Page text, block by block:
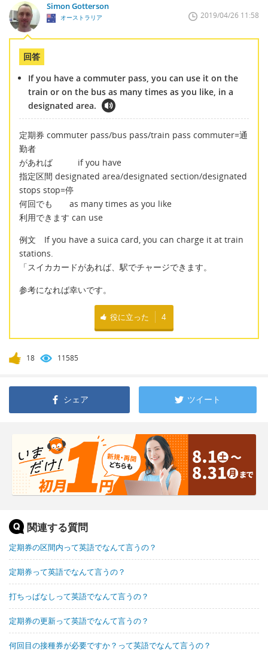
Simon Gotterson
オーストラリア 2019/04/26 11:58
回答
If you have a commuter pass, you can use it on the
train or on the bus as many times as you like, in a
designated area.
定期券 commuter pass/bus pass/train pass commuter=通
勤者
があれば if you have
指定区間 designated area/designated section/designated
stops stop=停
何回でも as many times as you like
利用できます can use
例文 If you have a suica card, you can charge it at train
stations.
「スイカカードがあれば、駅でチャージできます。
参考になれば幸いです。
役に立った 4
18 11585
シェア ツイート
関連する質問
定期券の区間内って英語でなんて言うの？
定期券って英語でなんて言うの？
打ちっぱなしって英語でなんて言うの？
定期券の更新って英語でなんて言うの？
何回目の接種券が必要ですか？って英語でなんて言うの？